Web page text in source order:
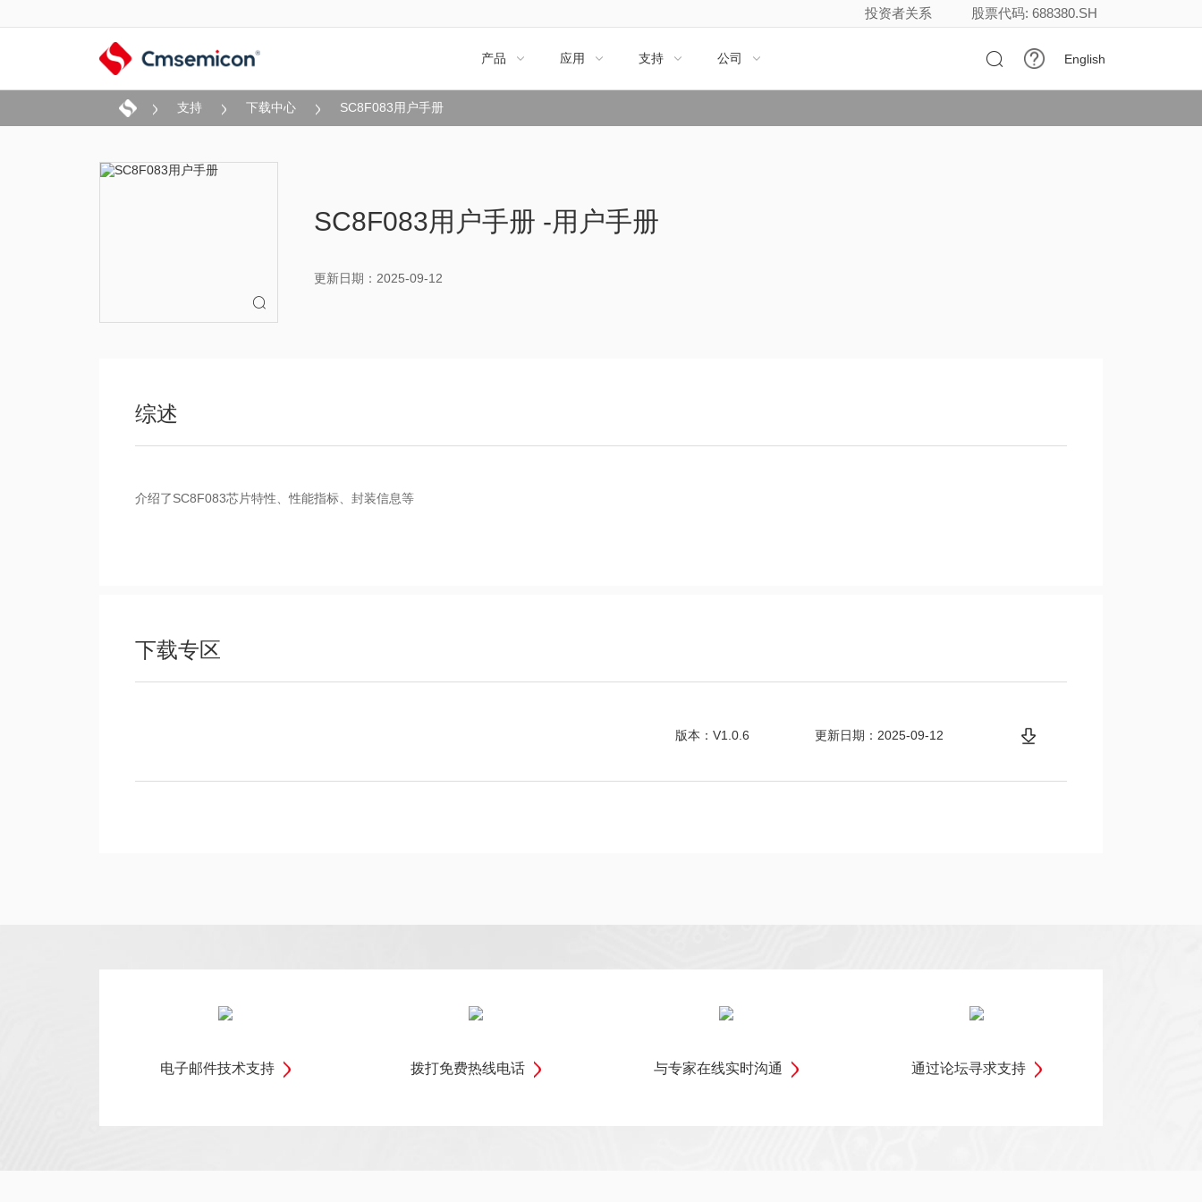
投资者关系 股票代码: 688380.SH
产品  应用  支持  公司   English
支持 下载中心 SC8F083用户手册

SC8F083用户手册 -用户手册
更新日期：2025-09-12
综述
介绍了SC8F083芯片特性、性能指标、封装信息等
下载专区
版本：V1.0.6 更新日期：2025-09-12
电子邮件技术支持 拨打免费热线电话 与专家在线实时沟通 通过论坛寻求支持